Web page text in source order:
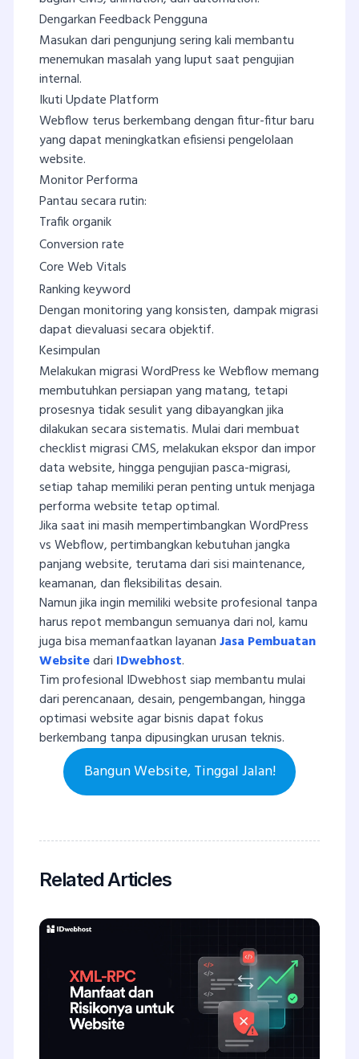
Dengarkan Feedback Pengguna
Masukan dari pengunjung sering kali membantu
menemukan masalah yang luput saat pengujian
internal.
Ikuti Update Platform
Webflow terus berkembang dengan fitur-fitur baru
yang dapat meningkatkan efisiensi pengelolaan
website.
Monitor Performa
Pantau secara rutin:
Trafik organik
Conversion rate
Core Web Vitals
Ranking keyword
Dengan monitoring yang konsisten, dampak migrasi
dapat dievaluasi secara objektif.
Kesimpulan
Melakukan migrasi WordPress ke Webflow memang
membutuhkan persiapan yang matang, tetapi
prosesnya tidak sesulit yang dibayangkan jika
dilakukan secara sistematis. Mulai dari membuat
checklist migrasi CMS, melakukan ekspor dan impor
data website, hingga pengujian pasca-migrasi,
setiap tahap memiliki peran penting untuk menjaga
performa website tetap optimal.
Jika saat ini masih mempertimbangkan WordPress
vs Webflow, pertimbangkan kebutuhan jangka
panjang website, terutama dari sisi maintenance,
keamanan, dan fleksibilitas desain.
Namun jika ingin memiliki website profesional tanpa
harus repot membangun semuanya dari nol, kamu
juga bisa memanfaatkan layananJasa Pembuatan
Websitedari IDwebhost.
Tim profesional IDwebhost siap membantu mulai
dari perencanaan, desain, pengembangan, hingga
optimasi website agar bisnis dapat fokus
berkembang tanpa dipusingkan urusan teknis.
Bangun Website, Tinggal Jalan!
Related Articles